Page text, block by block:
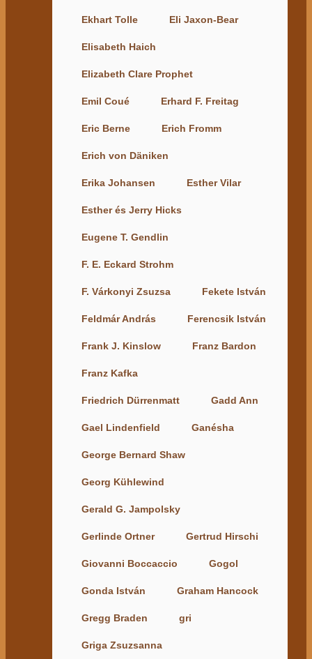
Ekhart Tolle Eli Jaxon-Bear
Elisabeth Haich
Elizabeth Clare Prophet
Emil Coué Erhard F. Freitag
Eric Berne Erich Fromm
Erich von Däniken
Erika Johansen Esther Vilar
Esther és Jerry Hicks
Eugene T. Gendlin
F. E. Eckard Strohm
F. Várkonyi Zsuzsa Fekete István
Feldmár András Ferencsik István
Frank J. Kinslow Franz Bardon
Franz Kafka
Friedrich Dürrenmatt Gadd Ann
Gael Lindenfield Ganésha
George Bernard Shaw
Georg Kühlewind
Gerald G. Jampolsky
Gerlinde Ortner Gertrud Hirschi
Giovanni Boccaccio Gogol
Gonda István Graham Hancock
Gregg Braden gri
Griga Zsuzsanna